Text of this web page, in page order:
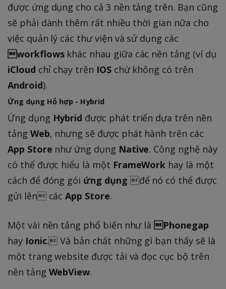
được ứng dụng cho cả 3 nền tảng trên. Bạn cũng
sẽ phải dành thêm rất nhiều thời gian nữa cho
việc quản lý các thư viện và sử dụng các
workflowskhác nhau giữa các nền tảng (ví dụ
iCloud chỉ chạy trên IOSchứ không có trên
Android).
Ứng dụng Hỗ hợp - Hybrid
Ứng dụng Hybrid được phát triển dựa trên nền
tảng Web, nhưng sẽ được phát hành trên các
App Store như ứng dụng Native. Công nghệ này
có thể được hiểu là một FrameWork hay là một
cách để đóng gói ứng dụng để nó có thể được
gửi lên cácApp Store.
Một vài nền tảng phổ biến như làPhonegap
hay Ionic. Và bản chất những gì bạn thấy sẽ là
một trang website được tải và đọc cục bộ trên
nền tảng WebView.